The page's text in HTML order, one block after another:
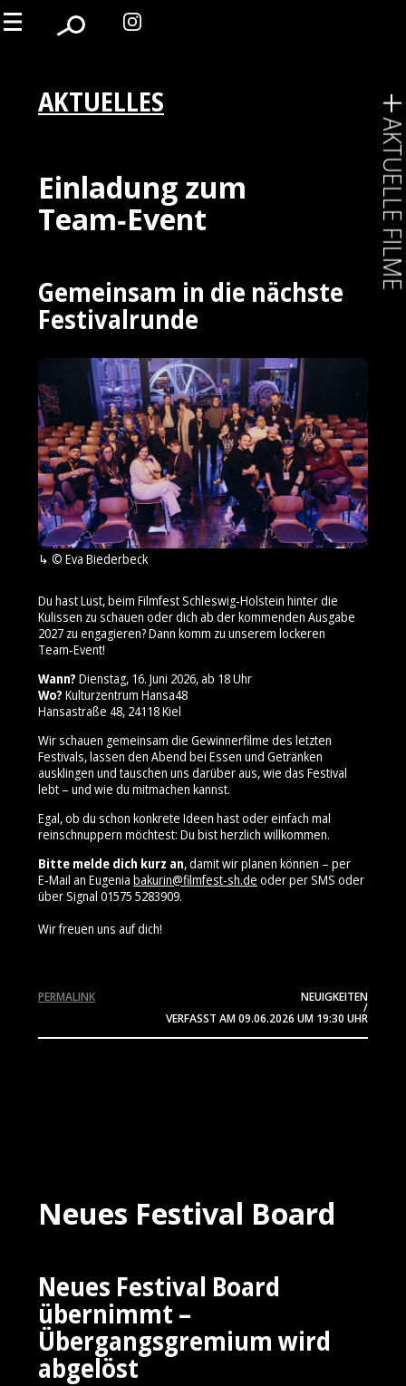
AKTUELLES
Einladung zum
Team‑Event
Gemeinsam in die nächste
Festivalrunde
© Eva Biederbeck
Du hast Lust, beim Filmfest Schleswig‑Holstein hinter die
Kulissen zu schauen oder dich ab der kommenden Ausgabe
2027 zu engagieren? Dann komm zu unserem lockeren
Team‑Event!
Wann? Dienstag, 16. Juni 2026, ab 18 Uhr
Wo? Kulturzentrum Hansa48
Hansastraße 48, 24118 Kiel
Wir schauen gemeinsam die Gewinnerfilme des letzten
Festivals, lassen den Abend bei Essen und Getränken
ausklingen und tauschen uns darüber aus, wie das Festival
lebt – und wie du mitmachen kannst.
Egal, ob du schon konkrete Ideen hast oder einfach mal
reinschnuppern möchtest: Du bist herzlich willkommen.
Bitte melde dich kurz an, damit wir planen können – per
E‑Mail an Eugenia bakurin@filmfest-sh.de oder per SMS oder
über Signal 01575 5283909⁩.
Wir freuen uns auf dich!
NEUIGKEITEN
/
VERFASST AM09.06.2026 UM 19:30 UHR
PERMALINK
Neues Festival Board
Neues Festival Board
übernimmt –
Übergangsgremium wird
abgelöst